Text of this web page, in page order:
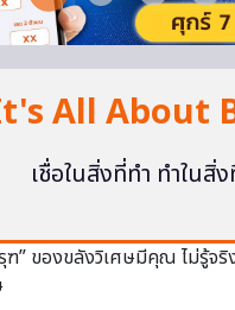
All About
เชื่อในสิ่งที่ทำ ทำในสิ่